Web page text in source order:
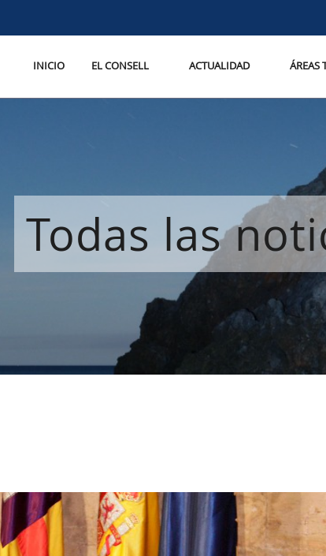
INICIO EL CONSELL ACTUALIDAD ÁREAS
Todas las